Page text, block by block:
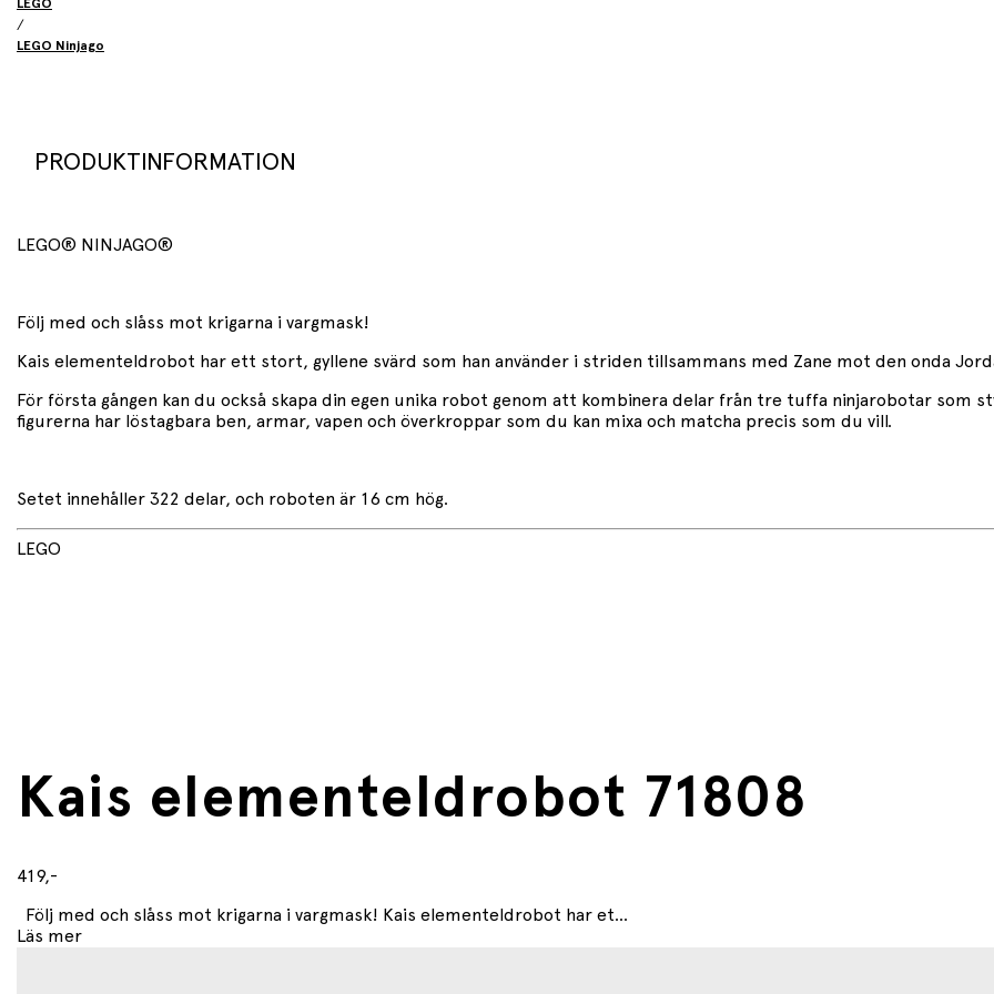
LEGO
/
LEGO Ninjago
PRODUKTINFORMATION
LEGO® NINJAGO®
Följ med och slåss mot krigarna i vargmask!
Kais elementeldrobot har ett stort, gyllene svärd som han använder i striden tillsammans med Zane mot den onda
För första gången kan du också skapa din egen unika robot genom att kombinera delar från tre tuffa ninjarobotar som
figurerna har löstagbara ben, armar, vapen och överkroppar som du kan mixa och matcha precis som du vill.
Setet innehåller 322 delar, och roboten är 16 cm hög.
LEGO
Kais elementeldrobot 71808
419,-
Följ med och slåss mot krigarna i vargmask! Kais elementeldrobot har et...
Läs mer